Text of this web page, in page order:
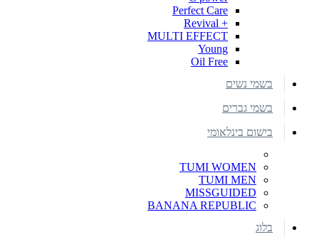
Perfect Care
+ Revival
MULTI EFFECT
Young
Oil Free
בשמי נשים
בשמי גברים
בישום בינלאומי
TUMI WOMEN
TUMI MEN
MISSGUIDED
BANANA REPUBLIC
בלוג